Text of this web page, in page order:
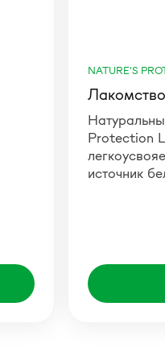
NATURE'S
Protection
источник